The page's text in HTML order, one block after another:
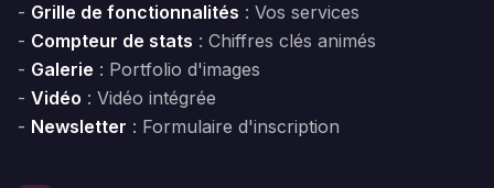
- Grille de fonctionnalités : Vos services
- Compteur de stats : Chiffres clés animés
- Galerie : Portfolio d'images
- Vidéo : Vidéo intégrée
- Newsletter : Formulaire d'inscription